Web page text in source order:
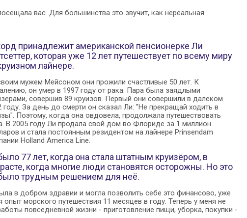
вас. Для большинства это звучит, как нереальная
принадлежит американской пенсионерке Ли
которая уже 12 лет путешествует по всему миру
лайнере.
мужем Мейсоном они прожили счастливые 50 лет. К
он умер в 1997 году от рака. Пара была заядлыми
совершив 89 круизов. Первый они совершили в далёком
году. За день до смерти он сказал Ли: "Не прекращай ходить в
Поэтому, когда она овдовела, продолжала путешествовать
В 2005 году Ли продала свой дом во Флориде за 1 миллион
и стала постоянным резидентом на лайнере Prinsendam
Holland America Line.
77 лет, когда она стала штатным круизёром, в
когда многие люди становятся осторожны. Но это
трудным решением для неё.
в добром здравии и могла позволить себе это финансово, уже
опыт морского путешествия 11 месяцев в году. Теперь у меня не
повседневной жизни - приготовление пищи, уборка, покупки -